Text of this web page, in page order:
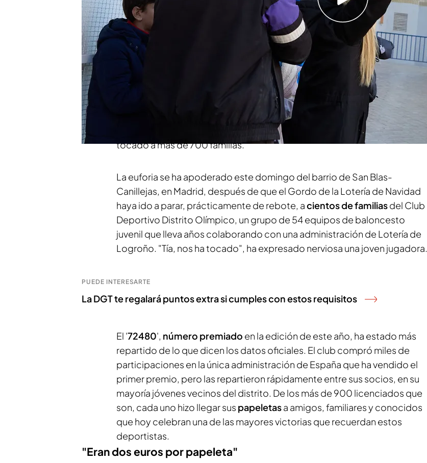
todos los premios
Compartir
Gordo del Sorteo Extraordinario de la Lotería de Navidadha caído en
. Es la cuarta vez que lo hace, pero la primera que es íntegro. Sin
participaciones también hasta un modesto equipo
Madrid, el Club Distrito Olímpico.
tocado a más de 700 familias.
La euforia se ha apoderado este domingo del barrio de San Blas-
Canillejas, en Madrid, después de que el Gordo de la Lotería de Navidad
haya ido a parar, prácticamente de rebote, acientos de familiasdel Club
Deportivo Distrito Olímpico, un grupo de 54 equipos de baloncesto
juvenil que lleva años colaborando con una administración de Lotería de
Logroño. "Tía, nos ha tocado", ha expresado nerviosa una joven jugadora.
PUEDE INTERESARTE
La DGT te regalará puntos extra si cumples con estos requisitos
El '72480', número premiado en la edición de este año, ha estado más
repartido de lo que dicen los datos oficiales. El club compró miles de
participaciones en la única administración de España que ha vendido el
primer premio, pero las repartieron rápidamente entre sus socios, en su
mayoría jóvenes vecinos del distrito. De los más de 900 licenciados que
son, cada uno hizo llegar sus papeletasa amigos, familiares y conocidos
que hoy celebran una de las mayores victorias que recuerdan estos
deportistas.
"Eran dos euros por papeleta"